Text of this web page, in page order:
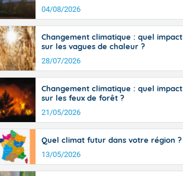
les
30 août
: Brest :
15
13
: 33/20
:
(2B),
04/08/2026
Changement climatique : quel impact
sur les vagues de chaleur ?
28/07/2026
Changement climatique : quel impact
sur les feux de forêt ?
21/05/2026
Quel climat futur dans votre région ?
13/05/2026